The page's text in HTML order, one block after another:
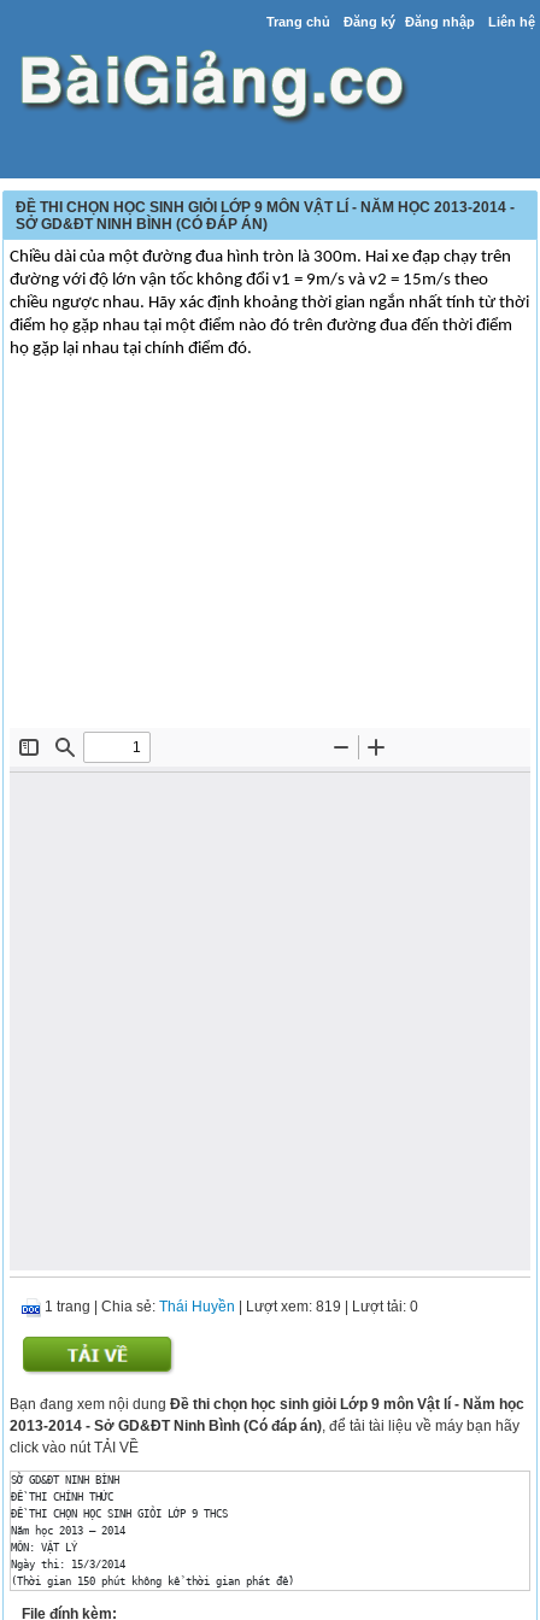
Trang chủ Đăng ký Đăng nhập Liên hệ
ĐỀ THI CHỌN HỌC SINH GIỎI LỚP 9 MÔN VẬT LÍ - NĂM HỌC 2013-2014 -
SỞ GD&ĐT NINH BÌNH (CÓ ĐÁP ÁN)
Chiều dài của một đường đua hình tròn là 300m. Hai xe đạp chạy trên
đường với độ lớn vận tốc không đổi v1 = 9m/s và v2 = 15m/s theo
chiều ngược nhau. Hãy xác định khoảng thời gian ngắn nhất tính từ thời
điểm họ gặp nhau tại một điểm nào đó trên đường đua đến thời điểm
họ gặp lại nhau tại chính điểm đó.
1 trang |Chia sẻ:Thái Huyền | Lượt xem: 819 | Lượt tải: 0
Bạn đang xem nội dungĐề thi chọn học sinh giỏi Lớp 9 môn Vật lí - Năm học
2013-2014 - Sở GD&ĐT Ninh Bình (Có đáp án) , để tải tài liệu về máy bạn hãy
click vào nút TẢI VỀ
SỞ GD&ĐT NINH BÌNH
ĐỀ THI CHÍNH THỨC
ĐỀ THI CHỌN HỌC SINH GIỎI LỚP 9 THCS
Năm học 2013 – 2014
MÔN: VẬT LÝ
Ngày thi: 15/3/2014
(Thời gian 150 phút không kể thời gian phát đề)
Câu 1 (3,0 điểm): Chiều dài của một đường đua hình tròn là 300m. Hai xe đạp chạy
File đính kèm: